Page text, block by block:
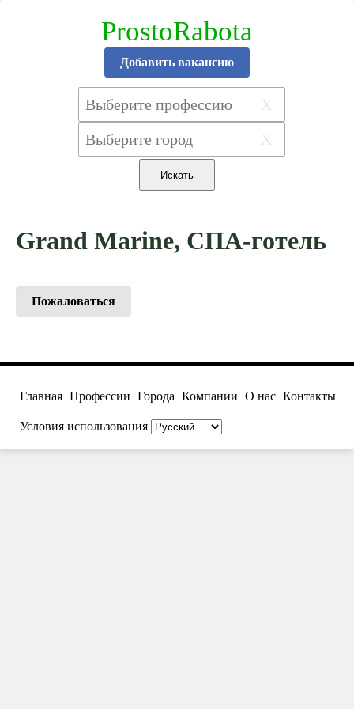
ProstoRabota
Добавить вакансию
X
X
Grand Marine, СПА-готель
Пожаловаться
Главная Профессии Города Компании О нас Контакты
Условия использования